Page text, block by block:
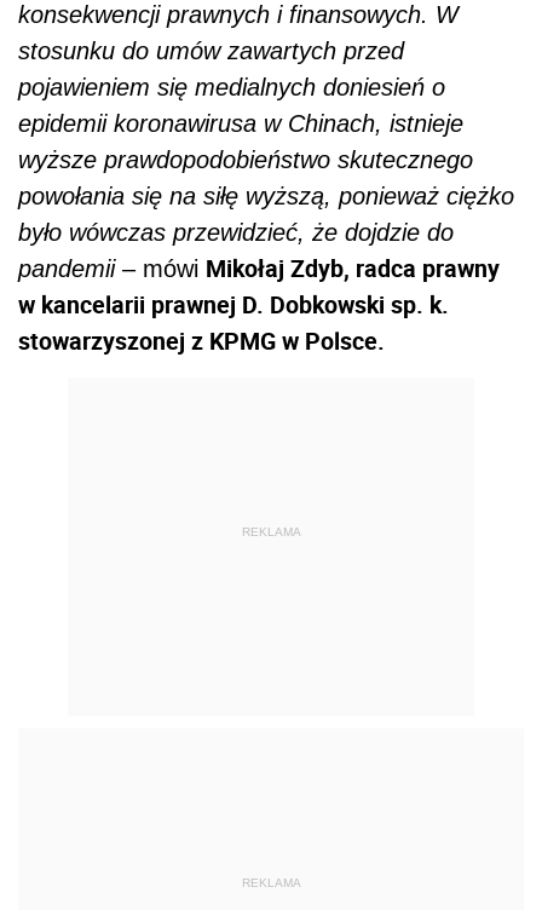
konsekwencji prawnych i finansowych. W
stosunku do umów zawartych przed
pojawieniem się medialnych doniesień o
epidemii koronawirusa w Chinach, istnieje
wyższe prawdopodobieństwo skutecznego
powołania się na siłę wyższą, ponieważ ciężko
było wówczas przewidzieć, że dojdzie do
pandemii – mówi Mikołaj Zdyb, radca prawny
w kancelarii prawnej D. Dobkowski sp. k.
stowarzyszonej z KPMG w Polsce.
REKLAMA
REKLAMA